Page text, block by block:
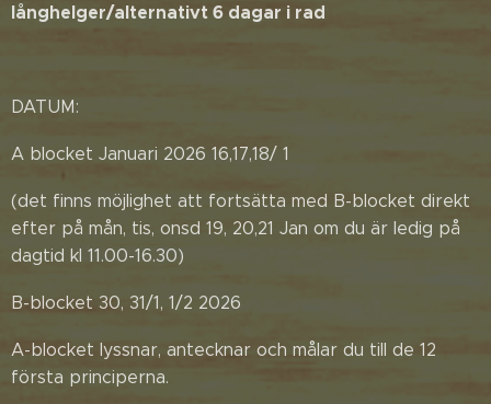
långhelger/alternativt 6 dagar i rad
DATUM:
A blocket Januari 2026 16,17,18/ 1
(det finns möjlighet att fortsätta med B-blocket direkt
efter på mån, tis, onsd 19, 20,21 Jan om du är ledig på
dagtid kl 11.00-16.30)
B-blocket 30, 31/1, 1/2 2026
A-blocket lyssnar, antecknar och målar du till de 12
första principerna.